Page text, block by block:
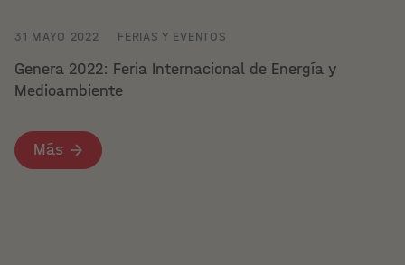
31 MAYO 2022 FERIAS Y EVENTOS
Genera 2022: Feria Internacional de Energía y
Medioambiente
Más